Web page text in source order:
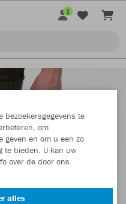
1
bezoekersgegevens te
om
geven en om u een zo
te bieden. U kan uw
over de door ons
alles